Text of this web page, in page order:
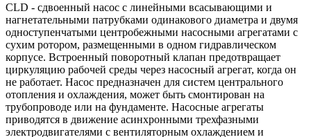
CLD - сдвоенный насос с линейными всасывающими и
нагнетательными патрубками одинакового диаметра и двумя
одноступенчатыми центробежными насосными агрегатами с
сухим ротором, размещенными в одном гидравлическом
корпусе. Встроенный поворотный клапан предотвращает
циркуляцию рабочей среды через насосный агрегат, когда он
не работает. Насос предназначен для систем центрального
отопления и охлаждения, может быть смонтирован на
трубопроводе или на фундаменте. Насосные агрегаты
приводятся в движение асинхронными трехфазными
электродвигателями с вентиляторным охлаждением и